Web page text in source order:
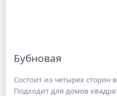
Бубновая
Состоит из четырех сторон
Подходит для домов